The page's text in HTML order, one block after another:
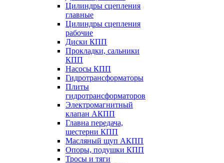
Цилиндры сцепления
главные
Цилиндры сцепления
рабочие
Диски КПП
Прокладки, сальники
КПП
Насосы КПП
Гидротрансформаторы
Плиты
гидротрансформаторов
Электромагнитный
клапан АКПП
Главна передача,
шестерни КПП
Масляный щуп АКПП
Опоры, подушки КПП
Тросы и тяги